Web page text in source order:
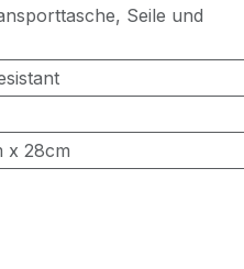
Seile und
x 28cm